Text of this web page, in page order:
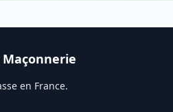
Maçonnerie
en France.